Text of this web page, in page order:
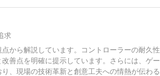
求
から解説しています。コントローラーの耐久
善点を明確に提示しています。さらには、ゲ
、現場の技術革新と創意工夫への情熱が伝わる